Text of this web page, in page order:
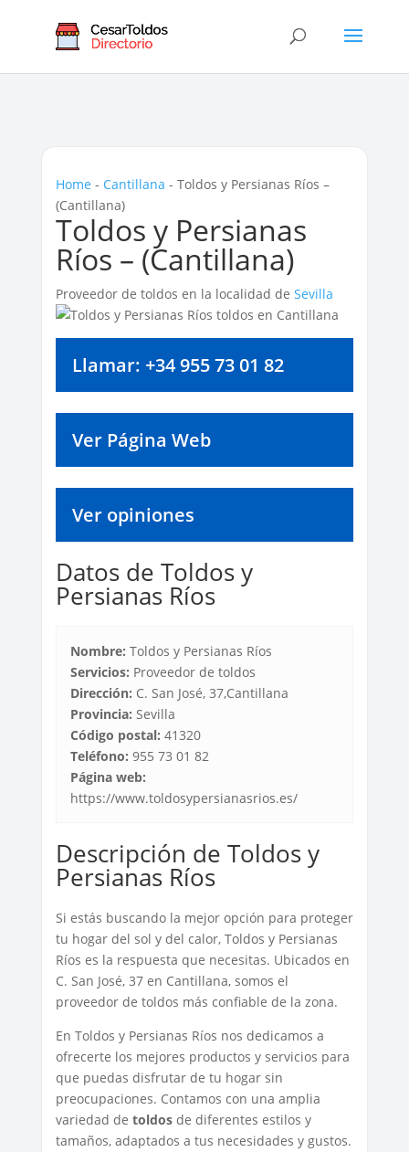
Home - Cantillana - Toldos y Persianas Ríos –
(Cantillana)
Toldos y Persianas
Ríos – (Cantillana)
Proveedor de toldos en la localidad de Sevilla
Llamar: +34 955 73 01 82
Ver Página Web
Ver opiniones
Datos de Toldos y
Persianas Ríos
Nombre: Toldos y Persianas Ríos
Servicios: Proveedor de toldos
Dirección: C. San José, 37,Cantillana
Provincia: Sevilla
Código postal: 41320
Teléfono: 955 73 01 82
Página web:
https://www.toldosypersianasrios.es/
Descripción de Toldos y
Persianas Ríos
Si estás buscando la mejor opción para proteger
tu hogar del sol y del calor, Toldos y Persianas
Ríos es la respuesta que necesitas. Ubicados en
C. San José, 37 en Cantillana, somos el
proveedor de toldos más confiable de la zona.
En Toldos y Persianas Ríos nos dedicamos a
ofrecerte los mejores productos y servicios para
que puedas disfrutar de tu hogar sin
preocupaciones. Contamos con una amplia
variedad de toldosde diferentes estilos y
tamaños, adaptados a tus necesidades y gustos.